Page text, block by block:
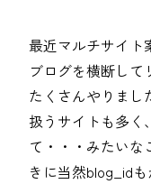
最近マルチサイト
ブログを横断して
たくさんやりまし
扱うサイトも多く
て・・・みたいな
きに当然blog_id